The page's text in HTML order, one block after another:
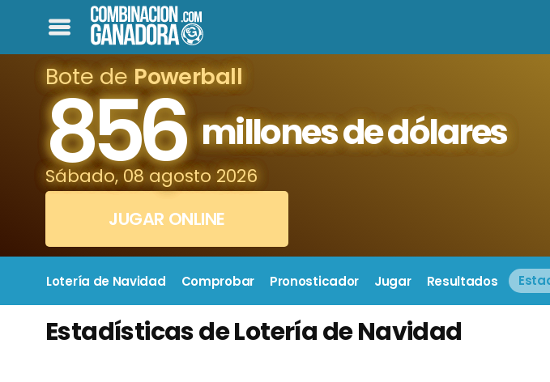
Bote de Powerball
856 millones de dólares
Sábado, 08 agosto 2026
JUGAR ONLINE
Lotería de Navidad Comprobar Pronosticador Jugar Resultados
Estadísticas de Lotería de Navidad